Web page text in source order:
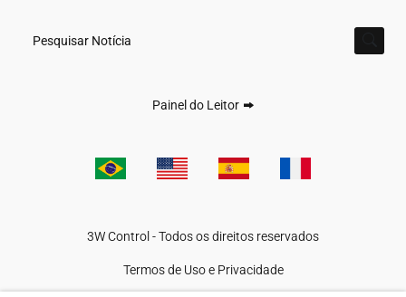
Pesquisar Notícia
Painel do Leitor
3W Control - Todos os direitos reservados
Termos de Uso e Privacidade